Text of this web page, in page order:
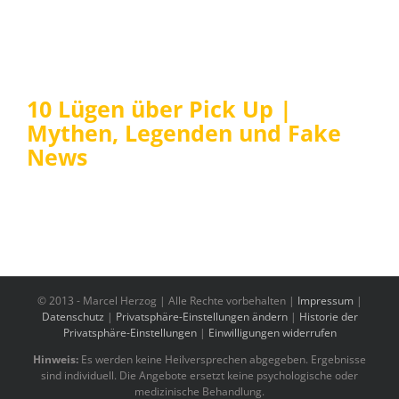
10 Lügen über Pick Up |
Mythen, Legenden und Fake
News
© 2013 - Marcel Herzog | Alle Rechte vorbehalten | Impressum |
Datenschutz | Privatsphäre-Einstellungen ändern| Historie der
Privatsphäre-Einstellungen| Einwilligungen widerrufen
Hinweis: Es werden keine Heilversprechen abgegeben. Ergebnisse
sind individuell. Die Angebote ersetzt keine psychologische oder
medizinische Behandlung.